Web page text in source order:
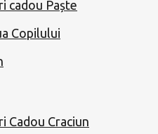
cadou Paște
Copilului
Cadou Craciun